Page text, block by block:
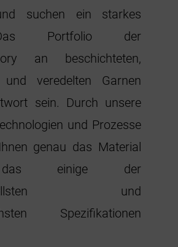
suchen ein starkes
Portfolio der
an beschichteten,
und veredelten Garnen
sein. Durch unsere
und Prozesse
genau das Material
einige der
und
Spezifikationen